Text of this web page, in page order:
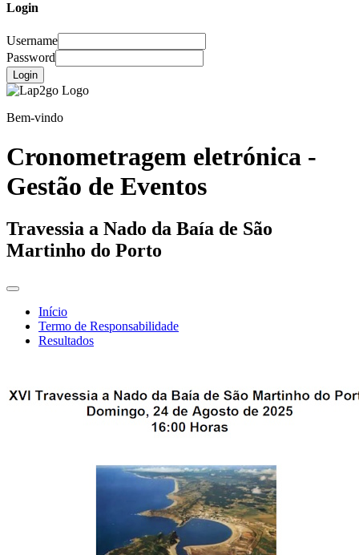
Login
Username
Password
Login
Bem-vindo
Cronometragem eletrónica -
Gestão de Eventos
Travessia a Nado da Baía de São
Martinho do Porto
Início
Termo de Responsabilidade
Resultados